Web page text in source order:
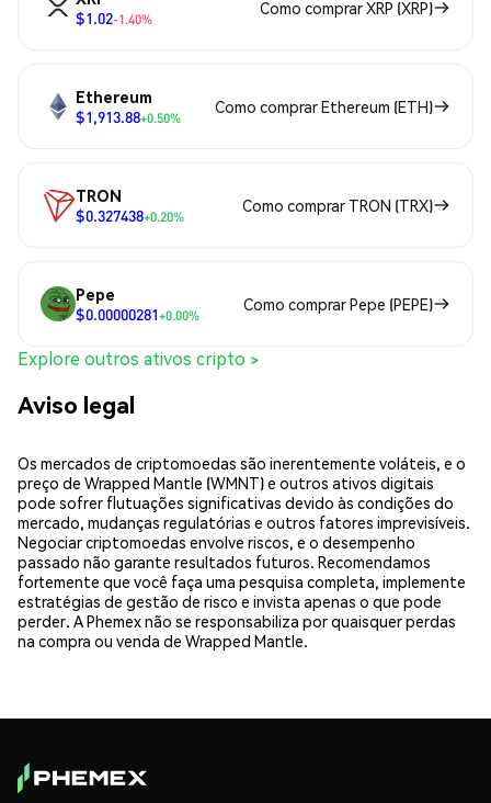
$1.02-1.40%
Como comprar XRP (XRP)
Ethereum
$1,913.88+0.50%
Como comprar Ethereum (ETH)
TRON
$0.327438+0.20%
Como comprar TRON (TRX)
Pepe
$0.00000281+0.00%
Como comprar Pepe (PEPE)
Explore outros ativos cripto >
Aviso legal
Os mercados de criptomoedas são inerentemente voláteis, e o
preço de Wrapped Mantle (WMNT) e outros ativos digitais
pode sofrer flutuações significativas devido às condições do
mercado, mudanças regulatórias e outros fatores imprevisíveis.
Negociar criptomoedas envolve riscos, e o desempenho
passado não garante resultados futuros. Recomendamos
fortemente que você faça uma pesquisa completa, implemente
estratégias de gestão de risco e invista apenas o que pode
perder. A Phemex não se responsabiliza por quaisquer perdas
na compra ou venda de Wrapped Mantle.